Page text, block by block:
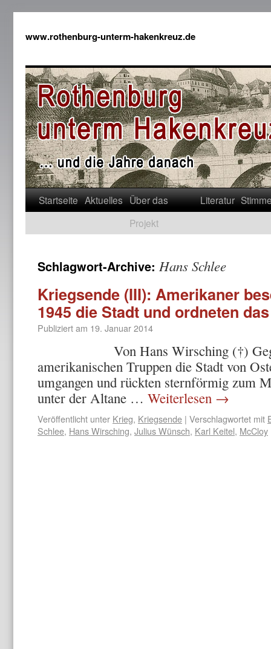
www.rothenburg-unterm-hakenkreuz.de
Startseite Aktuelles Über das
Projekt
Literatur
Schlagwort-Archive: Hans Schlee
Kriegsende (III): Amerikaner
1945 die Stadt und ordneten
Publiziert am 19. Januar 2014
Von Hans Wirsching (†) Gegen
amerikanischen Truppen die Stadt von
umgangen und rückten sternförmig zum
unter der Altane … Weiterlesen →
Veröffentlicht unter Krieg, Kriegsende | Verschlagwortet mit
Schlee, Hans Wirsching, Julius Wünsch, Karl Keitel, McCloy